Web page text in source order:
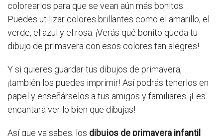
colorearlos para que se vean aún más bonitos.
Puedes utilizar colores brillantes como el amarillo, el
verde, el azul y el rosa. ¡Verás qué bonito queda tu
dibujo de primavera con esos colores tan alegres!
Y si quieres guardar tus dibujos de primavera,
¡también los puedes imprimir! Así podrás tenerlos en
papel y enseñárselos a tus amigos y familiares. ¡Les
encantará ver lo bien que dibujas!
Así que ya sabes, los dibujos de primavera infantil